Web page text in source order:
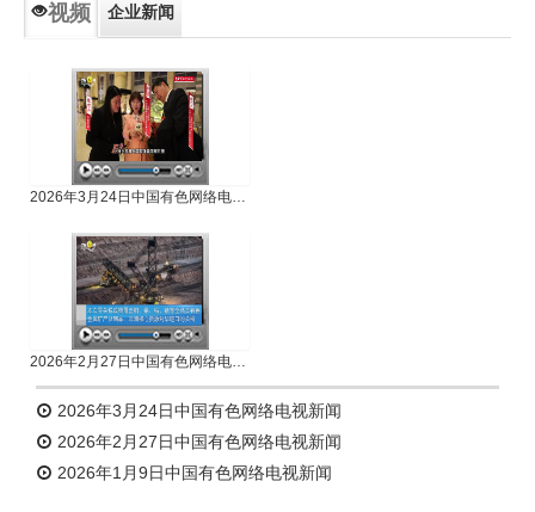
视频 企业新闻
2026年3月24日中国有色网络电视新闻
2026年2月27日中国有色网络电视新闻
2026年3月24日中国有色网络电视新闻
2026年2月27日中国有色网络电视新闻
2026年1月9日中国有色网络电视新闻